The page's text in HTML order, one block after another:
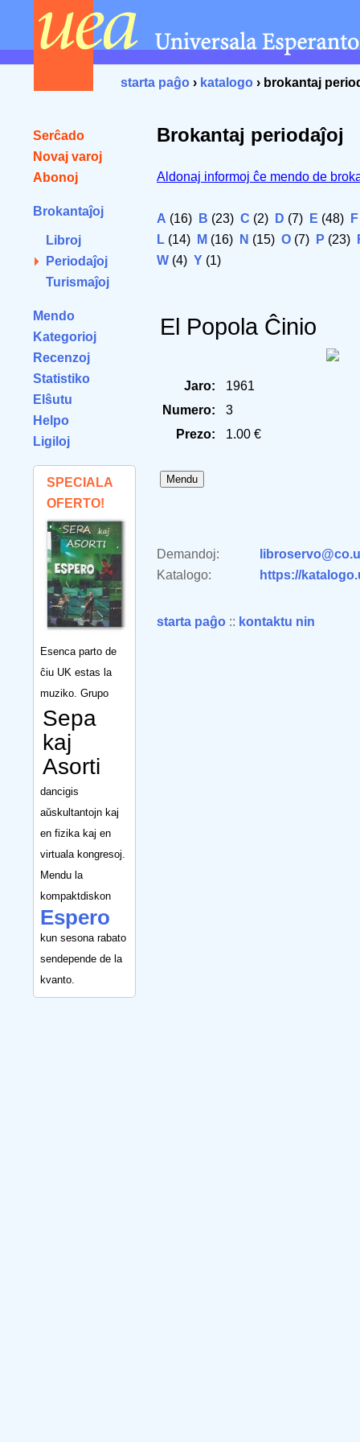
starta paĝo › katalogo › brokantaj
Serĉado
Novaj varoj
Abonoj
Brokantaĵoj
Libroj
Periodaĵoj
Turismaĵoj
Mendo
Kategorioj
Recenzoj
Statistiko
Elŝutu
Helpo
Ligiloj
SPECIALA
OFERTO!
Esenca parto de
ĉiu UK estas la
muziko. Grupo
Sepa
kaj
Asorti
dancigis
aŭskultantojn kaj
en fizika kaj en
virtuala kongresoj.
Mendu la
kompaktdiskon
Espero
kun sesona rabato
sendepende de la
kvanto.
Brokantaj periodaĵoj
Aldonaj informoj ĉe mendo de
A (16) B (23) C (2) D (7) E (48) F
L (14) M (16) N (15) O (7) P (23)
W (4) Y (1)
El Popola Ĉinio
Jaro:
1961
Numero:
3
Prezo:
1.00 €
Demandoj:
Katalogo:
https://
starta paĝo :: kontaktu nin